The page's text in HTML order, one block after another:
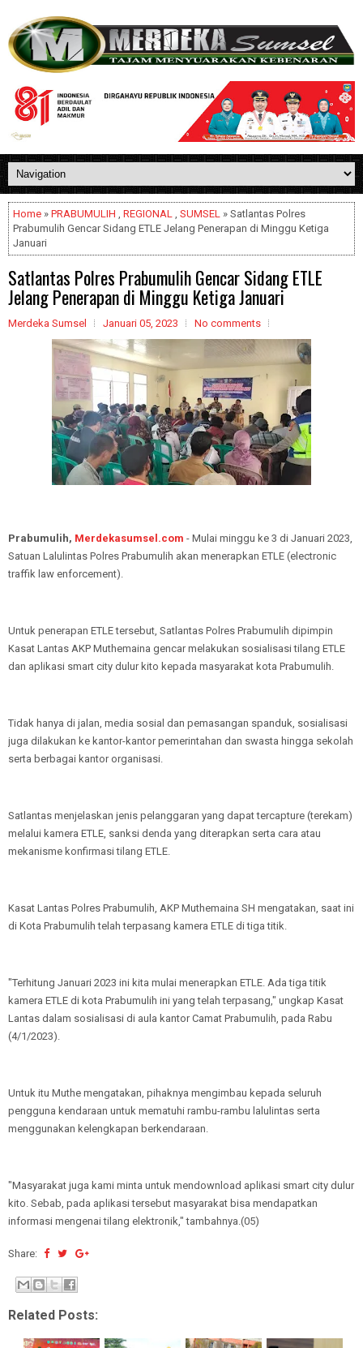
Home » PRABUMULIH , REGIONAL , SUMSEL » Satlantas Polres
Prabumulih Gencar Sidang ETLE Jelang Penerapan di Minggu Ketiga
Januari
Satlantas Polres Prabumulih Gencar Sidang ETLE
Jelang Penerapan di Minggu Ketiga Januari
Merdeka Sumsel Januari 05, 2023 No comments
Prabumulih, Merdekasumsel.com - Mulai minggu ke 3 di Januari 2023,
Satuan Lalulintas Polres Prabumulih akan menerapkan ETLE (electronic
traffik law enforcement).
Untuk penerapan ETLE tersebut, Satlantas Polres Prabumulih dipimpin
Kasat Lantas AKP Muthemaina gencar melakukan sosialisasi tilang ETLE
dan aplikasi smart city dulur kito kepada masyarakat kota Prabumulih.
Tidak hanya di jalan, media sosial dan pemasangan spanduk, sosialisasi
juga dilakukan ke kantor-kantor pemerintahan dan swasta hingga sekolah
serta berbagai kantor organisasi.
Satlantas menjelaskan jenis pelanggaran yang dapat tercapture (terekam)
melalui kamera ETLE, sanksi denda yang diterapkan serta cara atau
mekanisme konfirmasi tilang ETLE.
Kasat Lantas Polres Prabumulih, AKP Muthemaina SH mengatakan, saat ini
di Kota Prabumulih telah terpasang kamera ETLE di tiga titik.
"Terhitung Januari 2023 ini kita mulai menerapkan ETLE. Ada tiga titik
kamera ETLE di kota Prabumulih ini yang telah terpasang," ungkap Kasat
Lantas dalam sosialisasi di aula kantor Camat Prabumulih, pada Rabu
(4/1/2023).
Untuk itu Muthe mengatakan, pihaknya mengimbau kepada seluruh
pengguna kendaraan untuk mematuhi rambu-rambu lalulintas serta
menggunakan kelengkapan berkendaraan.
"Masyarakat juga kami minta untuk mendownload aplikasi smart city dulur
kito. Sebab, pada aplikasi tersebut masyarakat bisa mendapatkan
informasi mengenai tilang elektronik," tambahnya.(05)
Share:
Related Posts: